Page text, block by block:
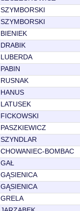
SZYMBORSKI
SZYMBORSKI
BIENIEK
DRABIK
LUBERDA
PABIN
RUSNAK
HANUS
LATUSEK
FICKOWSKI
PASZKIEWICZ
SZYNDLAR
CHOWANIEC-BOMBAC
GAŁ
GĄSIENICA
GĄSIENICA
GRELA